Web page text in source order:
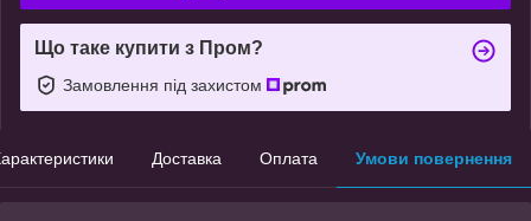
Що таке купити з Пром?
Замовлення під захистом
Доставка Оплата Умови повернення